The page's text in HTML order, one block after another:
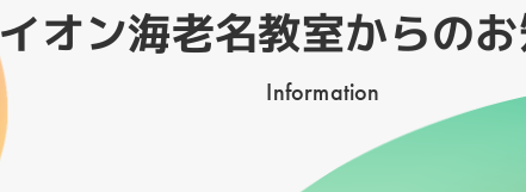
イオン海老名教室からの
Information